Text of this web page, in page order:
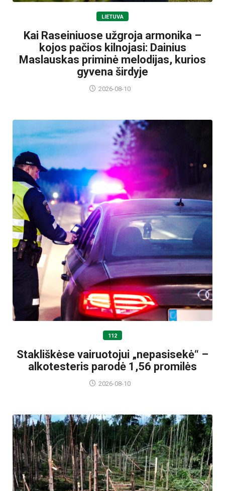
LIETUVA
Kai Raseiniuose užgroja armonika –
kojos pačios kilnojasi: Dainius
Maslauskas priminė melodijas, kurios
gyvena širdyje
2026-08-10
112
Stakliškėse vairuotojui „nepasisekė“ –
alkotesteris parodė 1,56 promilės
2026-08-10